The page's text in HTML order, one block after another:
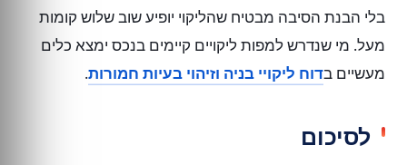
בלי הבנת הסיבה מבטיח שהליקוי יופיע שוב שלוש קומות
מעל. מי שנדרש למפות ליקויים קיימים בנכס ימצא כלים
מעשיים בדוח ליקויי בניה וזיהוי בעיות חמורות.
לסיכום